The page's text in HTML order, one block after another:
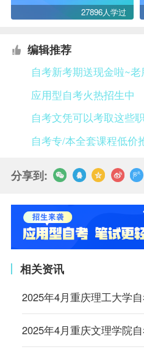
27896人学过
编辑推荐
自考新考期送现金啦~
应用型自考火热招生中
自考文凭可以考取这些
自考专/本全套课程低价
分享到:
相关资讯
2025年4月重庆理工大学
2025年4月重庆文理学院